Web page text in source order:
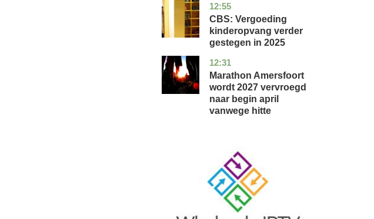
12:55
zuid-
holland
economie
CBS: Vergoeding
kinderopvang verder
gestegen in 2025
12:31
utrecht
nieuws
Marathon Amersfoort
wordt 2027 vervroegd
naar begin april
vanwege hitte